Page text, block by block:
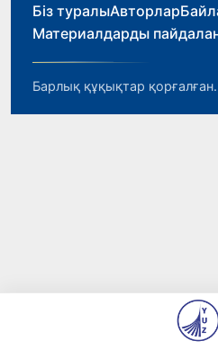
Біз туралыАвторлар
Материалдарды
Барлық құқықтар қорғалған.